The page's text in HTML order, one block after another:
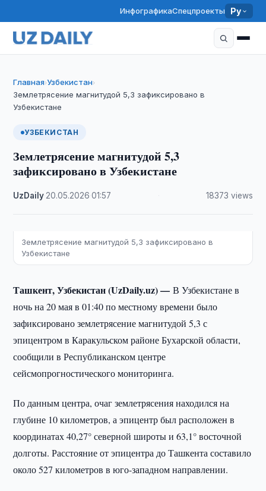
ИнфографикаСпецпроекты Ру
Главная›Узбекистан›
Землетрясение магнитудой 5,3 зафиксировано в
Узбекистане
УЗБЕКИСТАН
Землетрясение магнитудой 5,3
зафиксировано в Узбекистане
UzDaily 20.05.2026 ·01:57 18373 views
Землетрясение магнитудой 5,3 зафиксировано в
Узбекистане
Ташкент, Узбекистан (UzDaily.uz) —В Узбекистане в
ночь на 20 мая в 01:40 по местному времени было
зафиксировано землетрясение магнитудой 5,3 с
эпицентром в Каракульском районе Бухарской области,
сообщили в Республиканском центре
сейсмопрогностического мониторинга.
По данным центра, очаг землетрясения находился на
глубине 10 километров, а эпицентр был расположен в
координатах 40,27° северной широты и 63,1° восточной
долготы. Расстояние от эпицентра до Ташкента составило
около 527 километров в юго-западном направлении.